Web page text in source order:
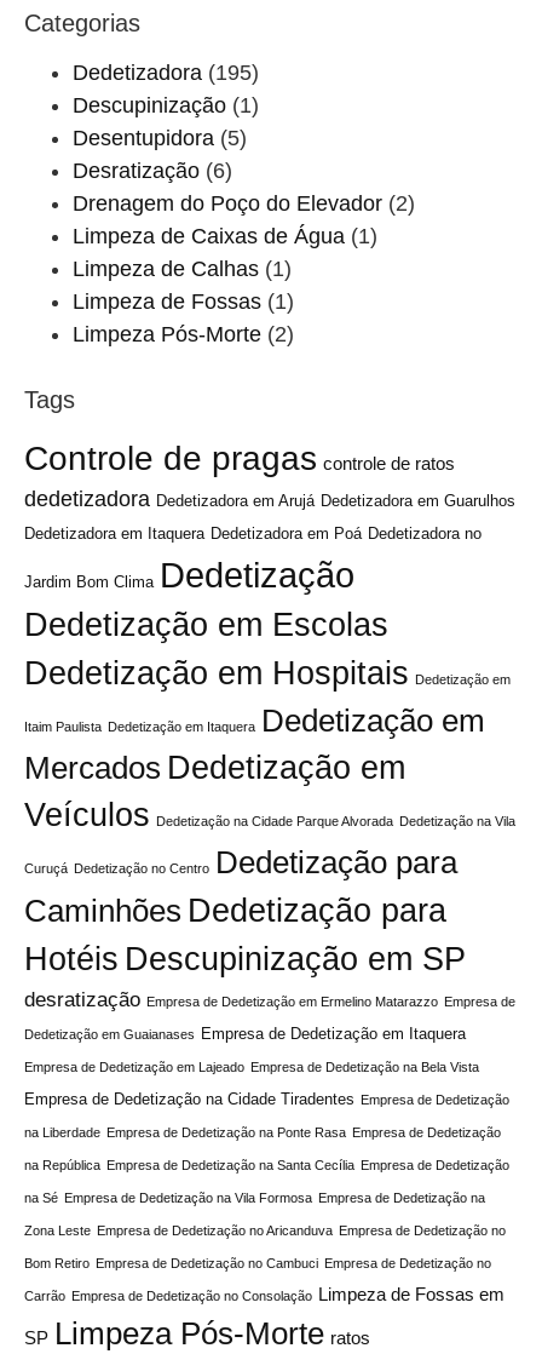
Categorias
Dedetizadora (195)
Descupinização (1)
Desentupidora (5)
Desratização (6)
Drenagem do Poço do Elevador (2)
Limpeza de Caixas de Água (1)
Limpeza de Calhas (1)
Limpeza de Fossas (1)
Limpeza Pós-Morte (2)
Tags
Controle de pragas controle de ratos
dedetizadora Dedetizadora em Arujá Dedetizadora em Guarulhos
Dedetizadora em Itaquera Dedetizadora em Poá Dedetizadora no
Jardim Bom Clima Dedetização
Dedetização em Escolas
Dedetização em Hospitais Dedetização em
Itaim Paulista Dedetização em Itaquera Dedetização em
Mercados Dedetização em
Veículos Dedetização na Cidade Parque Alvorada Dedetização na Vila
Curuçá Dedetização no Centro Dedetização para
Caminhões Dedetização para
Hotéis Descupinização em SP
desratização Empresa de Dedetização em Ermelino Matarazzo Empresa de
Dedetização em Guaianases Empresa de Dedetização em Itaquera
Empresa de Dedetização em Lajeado Empresa de Dedetização na Bela Vista
Empresa de Dedetização na Cidade Tiradentes Empresa de Dedetização
na Liberdade Empresa de Dedetização na Ponte Rasa Empresa de Dedetização
na República Empresa de Dedetização na Santa Cecília Empresa de Dedetização
na Sé Empresa de Dedetização na Vila Formosa Empresa de Dedetização na
Zona Leste Empresa de Dedetização no Aricanduva Empresa de Dedetização no
Bom Retiro Empresa de Dedetização no Cambuci Empresa de Dedetização no
Carrão Empresa de Dedetização no Consolação Limpeza de Fossas em
SP Limpeza Pós-Morte ratos